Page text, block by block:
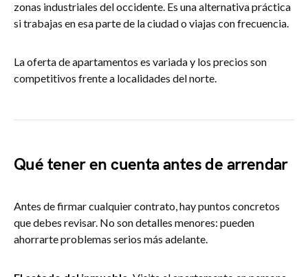
zonas industriales del occidente. Es una alternativa práctica
si trabajas en esa parte de la ciudad o viajas con frecuencia.
La oferta de apartamentos es variada y los precios son
competitivos frente a localidades del norte.
Qué tener en cuenta antes de arrendar
Antes de firmar cualquier contrato, hay puntos concretos
que debes revisar. No son detalles menores: pueden
ahorrarte problemas serios más adelante.